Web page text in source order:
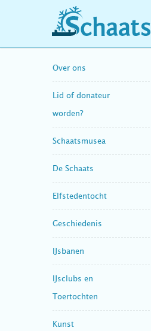
schaatshistorie.nl
Over ons
Lid of donateur
worden?
Schaatsmusea
De Schaats
Elfstedentocht
Geschiedenis
IJsbanen
IJsclubs en
Toertochten
Kunst